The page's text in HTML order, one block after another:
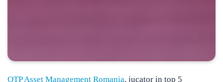
OTP Asset Management Romania, jucator in top 5